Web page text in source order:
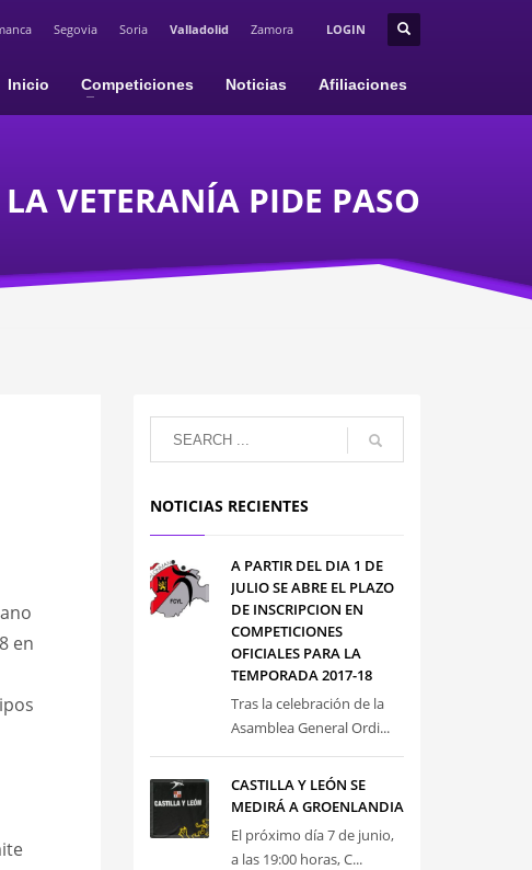
Segovia Soria Valladolid Zamora LOGIN
Inicio Competiciones Noticias Afiliaciones
LA VETERANÍA PIDE PASO
en
NOTICIAS RECIENTES
A PARTIR DEL DIA 1 DE
JULIO SE ABRE EL PLAZO
DE INSCRIPCION EN
COMPETICIONES
OFICIALES PARA LA
TEMPORADA 2017-18
Tras la celebración de la
Asamblea General Ordi...
CASTILLA Y LEÓN SE
MEDIRÁ A GROENLANDIA
El próximo día 7 de junio,
a las 19:00 horas, C...